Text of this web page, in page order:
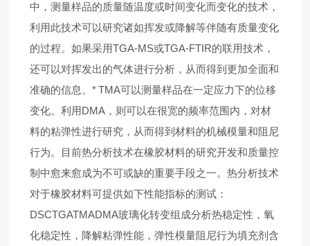
中，测量样品的质量随温度或时间变化而变化的技术，
利用此技术可以研究诸如挥发或降解等伴随有质量变化
的过程。如果采用TGA-MS或TGA-FTIR的联用技术，
还可以对挥发出的气体进行分析，从而得到更加全面和
准确的信息。* TMA可以测量样品在一定应力下的位移
变化。利用DMA，则可以在很宽的频率范围内，对材
料的粘弹性进行研究，从而得到材料的机械模量和阻尼
行为。 目前热分析技术在橡胶材料的研究开发和质量控
制中愈来愈成为不可或缺的重要手段之一。热分析技术
对于橡胶材料可提供如下性能指标的测试：
DSCTGATMADMA玻璃化转变组成分析热稳定性，氧
化稳定性，降解粘弹性能，弹性模量阻尼行为填充剂含